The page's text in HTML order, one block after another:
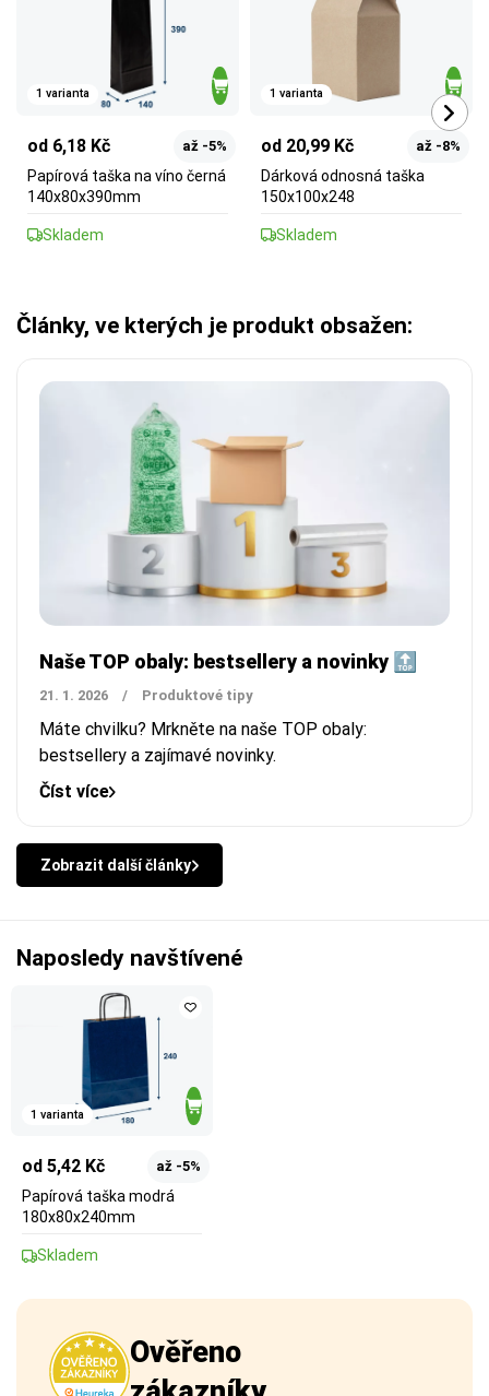
1 varianta
od 6,18 Kč až -5%
Papírová taška na víno černá
140x80x390mm
Skladem
1 varianta
od 20,99 Kč až -8%
Dárková odnosná taška
150x100x248
Skladem
Články, ve kterých je produkt obsažen:
Naše TOP obaly: bestsellery a novinky 🔝
21. 1. 2026 / Produktové tipy
Máte chvilku? Mrkněte na naše TOP obaly:
bestsellery a zajímavé novinky.
Číst více
Zobrazit další články
Naposledy navštívené
1 varianta
od 5,42 Kč až -5%
Papírová taška modrá
180x80x240mm
Skladem
Ověřeno